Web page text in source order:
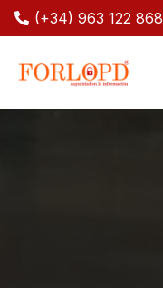
(+34) 963 122 868